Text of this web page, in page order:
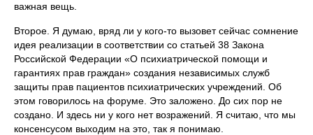
важная вещь.
Второе. Я думаю, вряд ли у кого-то вызовет сейчас сомнение
идея реализации в соответствии со статьей 38 Закона
Российской Федерации «О психиатрической помощи и
гарантиях прав граждан» создания независимых служб
защиты прав пациентов психиатрических учреждений. Об
этом говорилось на форуме. Это заложено. До сих пор не
создано. И здесь ни у кого нет возражений. Я считаю, что мы
консенсусом выходим на это, так я понимаю.